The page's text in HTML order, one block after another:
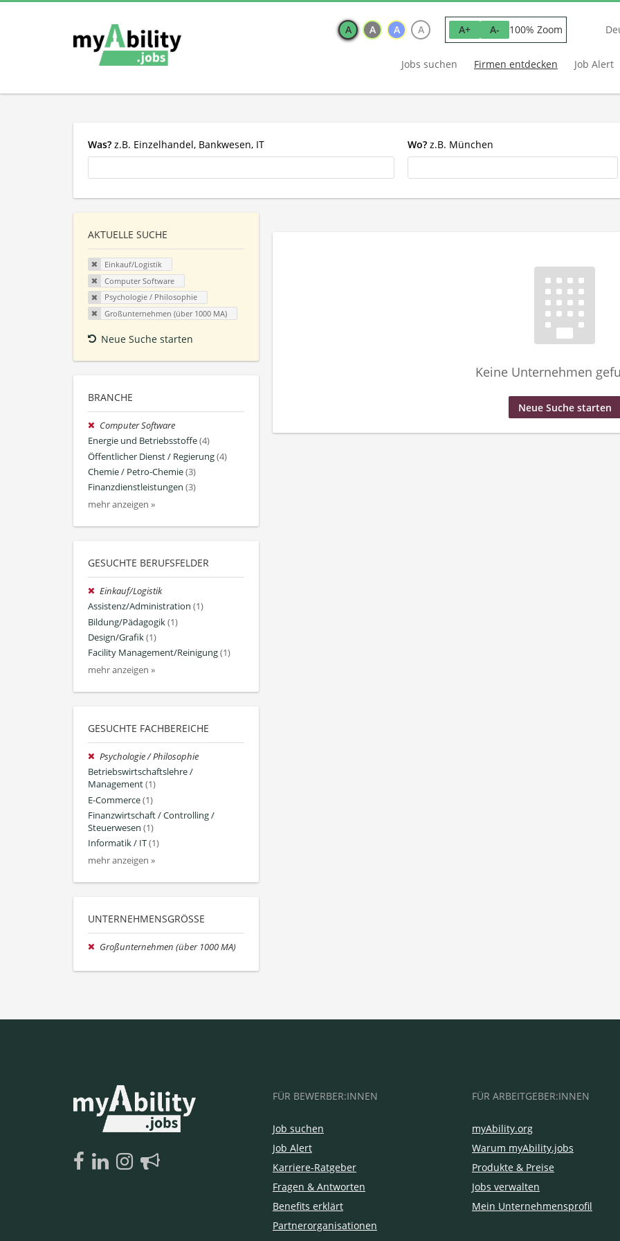
A A A A A+ A- 100% Zoom
Jobs suchen Firmen entdecken Job Alert
Was? z.B. Einzelhandel, Bankwesen, IT Wo? z.B. München
AKTUELLE SUCHE
Einkauf/Logistik
Computer Software
Psychologie / Philosophie
Großunternehmen (über 1000 MA)
Neue Suche starten
BRANCHE
Computer Software
Energie und Betriebsstoffe(4)
Öffentlicher Dienst / Regierung(4)
Chemie / Petro-Chemie(3)
Finanzdienstleistungen (3)
mehr anzeigen »
GESUCHTE BERUFSFELDER
Einkauf/Logistik
Assistenz/Administration (1)
Bildung/Pädagogik(1)
Design/Grafik(1)
Facility Management/Reinigung(1)
mehr anzeigen »
GESUCHTE FACHBEREICHE
Psychologie / Philosophie
Betriebswirtschaftslehre /
Management(1)
E-Commerce(1)
Finanzwirtschaft / Controlling /
Steuerwesen (1)
Informatik / IT(1)
mehr anzeigen »
UNTERNEHMENSGRÖSSE
Großunternehmen (über 1000 MA)
Keine Unternehmen
Neue Suche starten
FÜR BEWERBER:INNEN
Job suchen
Job Alert
Karriere-Ratgeber
Fragen & Antworten
Benefits erklärt
Partnerorganisationen
FÜR ARBEITGEBER:INNEN
myAbility.org
Warum myAbility.jobs
Produkte & Preise
Jobs verwalten
Mein Unternehmensprofil